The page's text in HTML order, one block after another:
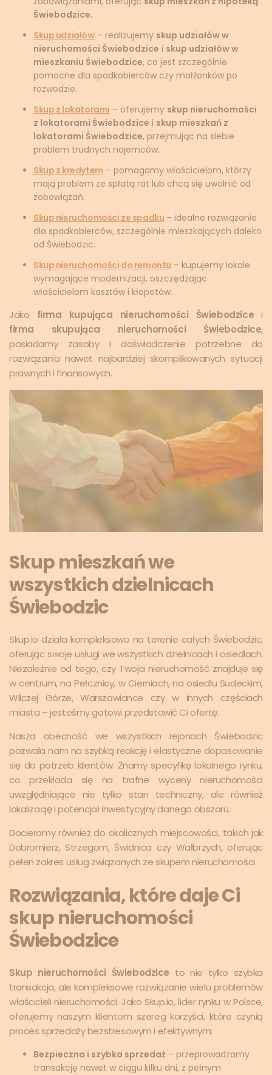
Świebodzice.
Skup udziałów– realizujemy skup udziałów w
nieruchomości Świebodzice i skup udziałów w
mieszkaniu Świebodzice, co jest szczególnie
pomocne dla spadkobierców czy małżonków po
rozwodzie.
Skup z lokatorami – oferujemy skup nieruchomości
z lokatorami Świebodzice i skup mieszkań z
lokatorami Świebodzice, przejmując na siebie
problem trudnych najemców.
Skup z kredytem – pomagamy właścicielom, którzy
mają problem ze spłatą rat lub chcą się uwolnić od
zobowiązań.
Skup nieruchomości ze spadku – idealne rozwiązanie
dla spadkobierców, szczególnie mieszkających daleko
od Świebodzic.
Skup nieruchomości do remontu – kupujemy lokale
wymagające modernizacji, oszczędzając
właścicielom kosztów i kłopotów.
Jako firma kupująca nieruchomości Świebodzice i
firma skupująca nieruchomości Świebodzice,
posiadamy zasoby i doświadczenie potrzebne do
rozwiązania nawet najbardziej skomplikowanych sytuacji
prawnych i finansowych.
Skup mieszkań we
wszystkich dzielnicach
Świebodzic
Skup.io działa kompleksowo na terenie całych Świebodzic,
oferując swoje usługi we wszystkich dzielnicach i osiedlach.
Niezależnie od tego, czy Twoja nieruchomość znajduje się
w centrum, na Pełcznicy, w Cierniach, na osiedlu Sudeckim,
Wilczej Górze, Warszawiance czy w innych częściach
miasta – jesteśmy gotowi przedstawić Ci ofertę.
Nasza obecność we wszystkich rejonach Świebodzic
pozwala nam na szybką reakcję i elastyczne dopasowanie
się do potrzeb klientów. Znamy specyfikę lokalnego rynku,
co przekłada się na trafne wyceny nieruchomości
uwzględniające nie tylko stan techniczny, ale również
lokalizację i potencjał inwestycyjny danego obszaru.
Docieramy również do okolicznych miejscowości, takich jak
Dobromierz, Strzegom, Świdnica czy Wałbrzych, oferując
pełen zakres usług związanych ze skupem nieruchomości.
Rozwiązania, które daje Ci
skup nieruchomości
Świebodzice
Skup nieruchomości Świebodzice to nie tylko szybka
transakcja, ale kompleksowe rozwiązanie wielu problemów
właścicieli nieruchomości. Jako Skup.io, lider rynku w Polsce,
oferujemy naszym klientom szereg korzyści, które czynią
proces sprzedaży bezstresowym i efektywnym:
Bezpieczna i szybka sprzedaż – przeprowadzamy
transakcję nawet w ciągu kilku dni, z pełnym